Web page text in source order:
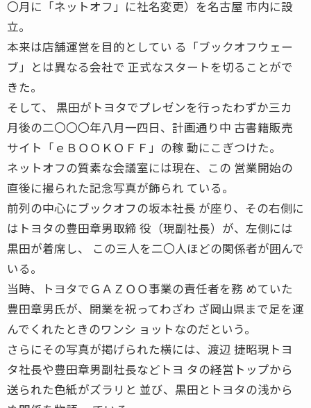
〇月に「ネットオフ」に社名変更）を名古屋 市内に設
立。
本来は店舗運営を目的としてい る「ブックオフウェー
ブ」とは異なる会社で 正式なスタートを切ることがで
きた。
そして、 黒田がトヨタでプレゼンを行ったわずか三カ
月後の二〇〇〇年八月一四日、計画通り中 古書籍販売
サイト「ｅＢＯＯＫＯＦＦ」の稼 動にこぎつけた。
ネットオフの質素な会議室には現在、この 営業開始の
直後に撮られた記念写真が飾られ ている。
前列の中心にブックオフの坂本社長 が座り、その右側に
はトヨタの豊田章男取締 役（現副社長）が、左側には
黒田が着席し、 この三人を二〇人ほどの関係者が囲んで
いる。
当時、トヨタでＧＡＺＯＯ事業の責任者を務 めていた
豊田章男氏が、開業を祝ってわざわ ざ岡山県まで足を運
んでくれたときのワンシ ョットなのだという。
さらにその写真が掲げられた横には、渡辺 捷昭現トヨ
タ社長や豊田章男副社長などトヨ タの経営トップから
送られた色紙がズラリと 並び、黒田とトヨタの浅から